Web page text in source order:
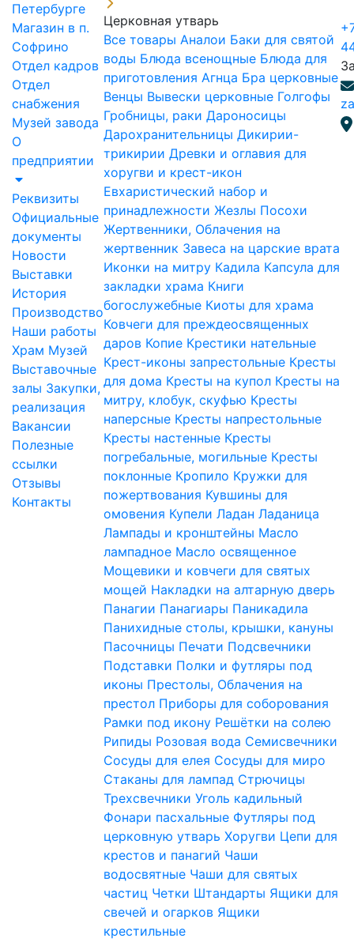
Петербурге
Магазин в п.
Софрино
Отдел кадров
Отдел
снабжения
Музей завода
О
предприятии
Реквизиты
Официальные
документы
Новости
Выставки
История
Производство
Наши работы
Храм Музей
Выставочные
залы Закупки,
реализация
Вакансии
Полезные
ссылки
Отзывы
Контакты
Церковная утварь
Все товары Аналои Баки для святой
воды Блюда всенощные Блюда для
приготовления Агнца Бра церковные
Венцы Вывески церковные Голгофы
Гробницы, раки Дароносицы
Дарохранительницы Дикирии-
трикирии Древки и оглавия для
хоругви и крест-икон
Евхаристический набор и
принадлежности Жезлы Посохи
Жертвенники, Облачения на
жертвенник Завеса на царские врата
Иконки на митру Кадила Капсула для
закладки храма Книги
богослужебные Киоты для храма
Ковчеги для преждеосвященных
даров Копие Крестики нательные
Крест-иконы запрестольные Кресты
для дома Кресты на купол Кресты на
митру, клобук, скуфью Кресты
наперсные Кресты напрестольные
Кресты настенные Кресты
погребальные, могильные Кресты
поклонные Кропило Кружки для
пожертвования Кувшины для
омовения Купели Ладан Ладаница
Лампады и кронштейны Масло
лампадное Масло освященное
Мощевики и ковчеги для святых
мощей Накладки на алтарную дверь
Панагии Панагиары Паникадила
Панихидные столы, крышки, кануны
Пасочницы Печати Подсвечники
Подставки Полки и футляры под
иконы Престолы, Облачения на
престол Приборы для соборования
Рамки под икону Решётки на солею
Рипиды Розовая вода Семисвечники
Сосуды для елея Сосуды для миро
Стаканы для лампад Стрючицы
Трехсвечники Уголь кадильный
Фонари пасхальные Футляры под
церковную утварь Хоругви Цепи для
крестов и панагий Чаши
водосвятные Чаши для святых
частиц Четки Штандарты Ящики для
свечей и огарков Ящики
крестильные